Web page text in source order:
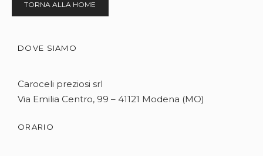
TORNA ALLA HOME
DOVE SIAMO
Caroceli preziosi srl
Via Emilia Centro, 99 – 41121 Modena (MO)
ORARIO